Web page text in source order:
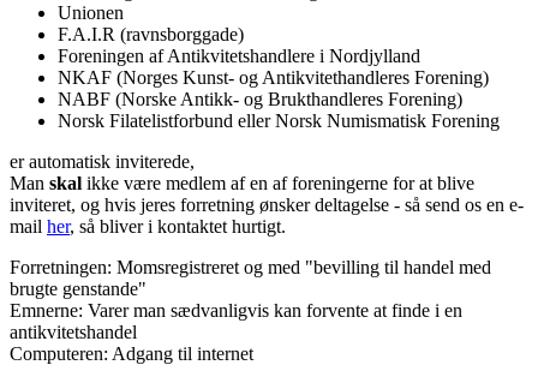
Unionen
F.A.I.R (ravnsborggade)
Foreningen af Antikvitetshandlere i Nordjylland
NKAF (Norges Kunst- og Antikvitethandleres Forening)
NABF (Norske Antikk- og Brukthandleres Forening)
Norsk Filatelistforbund eller Norsk Numismatisk Forening
er automatisk inviterede,
Man skal ikke være medlem af en af foreningerne for at blive
inviteret, og hvis jeres forretning ønsker deltagelse - så send os en e-
mail her, så bliver i kontaktet hurtigt.
Forretningen: Momsregistreret og med "bevilling til handel med
brugte genstande"
Emnerne: Varer man sædvanligvis kan forvente at finde i en
antikvitetshandel
Computeren: Adgang til internet